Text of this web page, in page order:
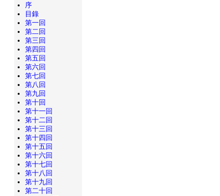
序
目錄
第一回
第二回
第三回
第四回
第五回
第六回
第七回
第八回
第九回
第十回
第十一回
第十二回
第十三回
第十四回
第十五回
第十六回
第十七回
第十八回
第十九回
第二十回